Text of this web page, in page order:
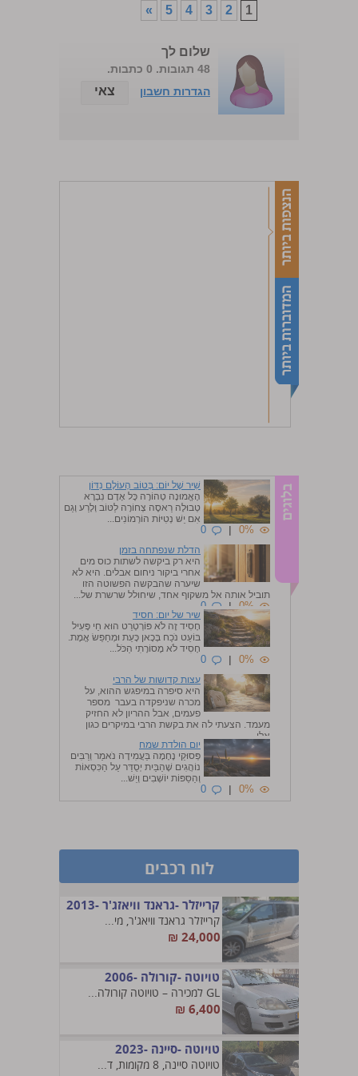
1
2
3
4
5
»
שלום לך
48 תגובות. 0 כתבות.
הגדרות חשבון
צאי
שִׁיר שֶׁל יוֹם: בְּטוֹב הָעוֹלָם נִדּוֹן
הָאֱמוּנָה טְהוֹרָה כָּל אָדָם נִבְרָא
טְבוּלָה רַאסֶה צְחוֹרָה לַטּוֹב וְלָרַע וְגַם
אִם יֵשׁ נְטִיּוֹת הוֹרְמוֹנִים...
0%
|
0
הדלת שנפתחה בזמן
היא רק ביקשה לשתות כוס מים
אחרי ביקור ניחום אבלים. היא לא
שיערה שהבקשה הפשוטה הזו
תוביל אותה אל משקוף אחד, שיחולל שרשרת של...
0%
|
0
שיר של יום: חסיד
חָסִיד זֶה לֹא פּוֹרְטְרֵט הוּא חַי פָּעִיל
בּוֹעֵט נֹכַח בְּכָאן כָּעֵת וּמְחַפֵּשׂ אֱמֶת.
חָסִיד לֹא מָסוֹרָתִי הַכֹּל...
0%
|
0
עצות קדושות של הרבי
היא סיפרה במיפגש ההוא, על
מכרה שניפקדה בעבר מספר
פעמים, אבל ההריון לא החזיק
מעמד. הצעתי לה את בקשת הרבי במיקרים כגון
אלו, ...
0%
|
יום הולדת שמח
פְּסוּקֵי נֶחָמָה בַּעֲמִידָה נֹאמַר וְרַבִּים
נוֹהֲגִים שֶׁהַבַּיִת יְסֻדַּר עַל הַכִּסְאוֹת
וְהַסַּפּוֹת יוֹשְׁבִים וְיֵשׁ...
0%
|
0